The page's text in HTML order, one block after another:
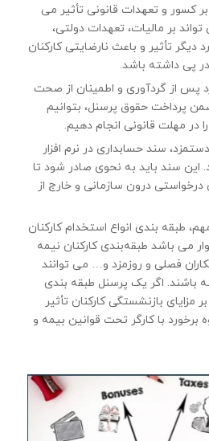
بر کسور و تعهدات قانونی تأثیر می
بر مالیات، تعهدات دولتی،
تأثیر و باعث نارضایتی كاركنان
پی داشته باشد.
پس از گردآوری و اطمینان از صحت
پرداخت حقوق پرسنل، بتوانیم
در مهلت قانونی انجام دهیم.
سند حسابداری در نرم افزار
این سند باید به نحوی صادر شود تا
درخواستی درون سازمانی و خارج از
طبقه بندی انواع استخدام كاركنان
می باشد طبقه‌بندی کارکنان نیمه
فصلی و روزمزد و… می توانند
باشند. اگر یک پرسنل طبقه بندی
مزایای بازنشستگی كاركنان تأثیر
برخورد با کارگر تحت قوانین بیمه و